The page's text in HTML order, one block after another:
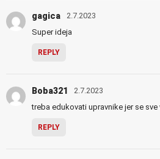
gagica 2.7.2023
Super ideja
REPLY
Boba321 2.7.2023
treba edukovati upravnike jer se sve
REPLY